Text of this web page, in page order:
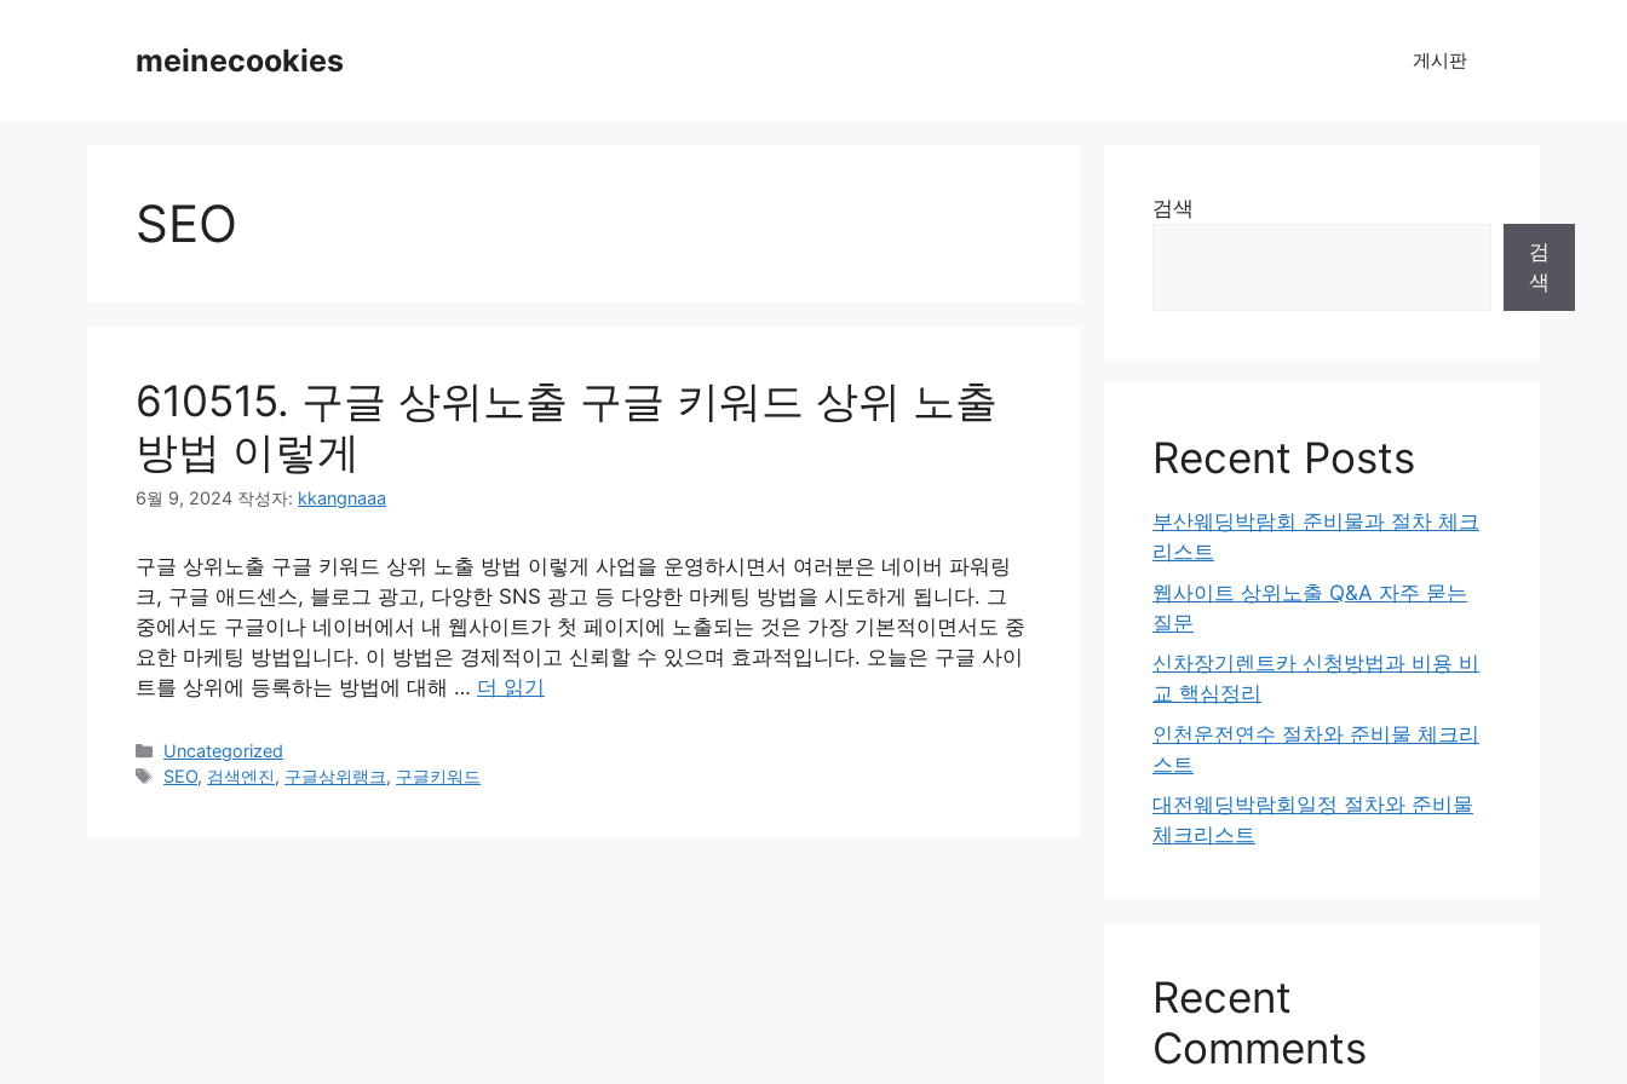
meinecookies 게시판
SEO
610515. 구글 상위노출 구글 키워드 상위 노출
방법 이렇게
6월 9, 2024 작성자: kkangnaaa
구글 상위노출 구글 키워드 상위 노출 방법 이렇게 사업을 운영하시면서 여러분은 네이버 파워링
크, 구글 애드센스, 블로그 광고, 다양한 SNS 광고 등 다양한 마케팅 방법을 시도하게 됩니다. 그
중에서도 구글이나 네이버에서 내 웹사이트가 첫 페이지에 노출되는 것은 가장 기본적이면서도 중
요한 마케팅 방법입니다. 이 방법은 경제적이고 신뢰할 수 있으며 효과적입니다. 오늘은 구글 사이
트를 상위에 등록하는 방법에 대해 … 더 읽기
카
테
Uncategorized
태
SEO, 검색엔진, 구글상위랭크, 구글키워드
검색
검
색
Recent Posts
부산웨딩박람회 준비물과 절차 체크
리스트
웹사이트 상위노출 Q&A 자주 묻는
질문
신차장기렌트카 신청방법과 비용 비
교 핵심정리
인천운전연수 절차와 준비물 체크리
스트
대전웨딩박람회일정 절차와 준비물
체크리스트
Recent
Comments